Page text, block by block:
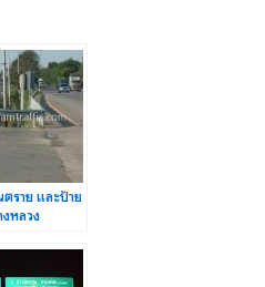
ตราย และป้าย
งหลวง
าง